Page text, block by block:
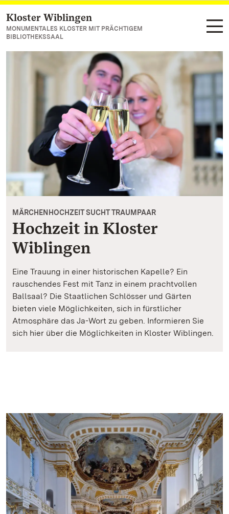
Zum Hauptinhalt springen
Kloster Wiblingen
MONUMENTALES KLOSTER MIT PRÄCHTIGEM
BIBLIOTHEKSSAAL
MÄRCHENHOCHZEIT SUCHT TRAUMPAAR
Hochzeit in Kloster
Wiblingen
Eine Trauung in einer historischen Kapelle? Ein
rauschendes Fest mit Tanz in einem prachtvollen
Ballsaal? Die Staatlichen Schlösser und Gärten
bieten viele Möglichkeiten, sich in fürstlicher
Atmosphäre das Ja-Wort zu geben. Informieren Sie
sich hier über die Möglichkeiten in Kloster Wiblingen.